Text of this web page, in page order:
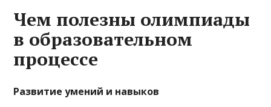
Чем полезны олимпиады
в образовательном
процессе
Развитие умений и навыков